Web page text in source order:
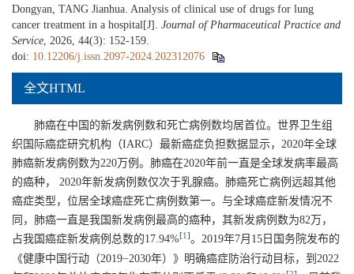
Dongyan, TANG Jianhua. Analysis of clinical use of drugs for lung
cancer treatment in a hospital[J]. Journal of Pharmaceutical Practice and
Service , 2026, 44(3): 152-159.
doi: 10.12206/j.issn.2097-2024.202312076
全文HTML
肺癌在中国的新发病例数和死亡病例数均居首位。世界卫生组
织国际癌症研究机构（IARC）最新癌症负担数据显示，2020年全球
肺癌新发病例数为220万例。肺癌在2020年前一直是全球发病率最高
的癌种， 2020年新发病例数仅次于乳腺癌。肺癌死亡病例远超其他
癌症类型，位居全球癌症死亡病例数第一。与全球癌症新发情况不
同，肺癌一直是我国新发病例最高的癌种，其新发病例数为82万，
占我国癌症新发病例总数的17.94%[1 ]。2019年7月15日国务院发布的
《健康中国行动（2019−2030年）》明确癌症防治行动目标，到2022